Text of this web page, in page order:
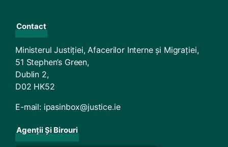
Contact
Ministerul Justiției, Afacerilor Interne și Migrației,
51 Stephen’s Green,
Dublin 2,
D02 HK52
E-mail: ipasinbox@justice.ie
Agenții Și Birouri